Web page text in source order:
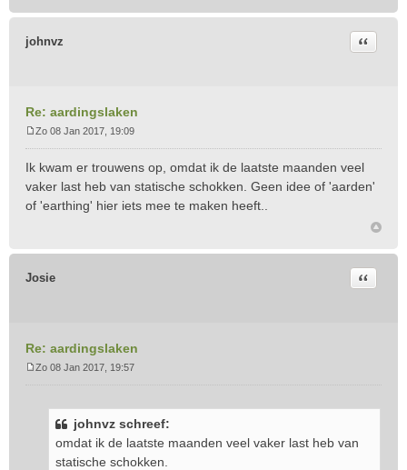
johnvz
Re: aardingslaken
Citeer
i
c
Zo 08 Jan 2017, 19:09
Ik kwam er trouwens op, omdat ik de laatste maanden veel
vaker last heb van statische schokken. Geen idee of 'aarden'
of 'earthing' hier iets mee te maken heeft..
Josie
Re: aardingslaken
Citeer
Zo 08 Jan 2017, 19:57
johnvz schreef:
omdat ik de laatste maanden veel vaker last heb van
statische schokken.